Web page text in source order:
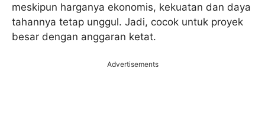
meskipun harganya ekonomis, kekuatan dan daya
tahannya tetap unggul. Jadi, cocok untuk proyek
besar dengan anggaran ketat.
Advertisements